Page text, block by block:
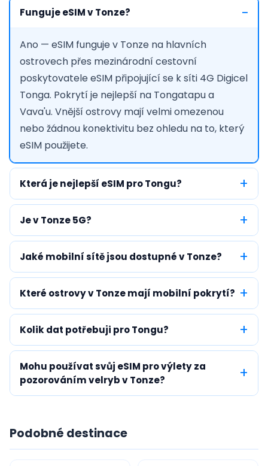
Funguje eSIM v Tonze?
Ano — eSIM funguje v Tonze na hlavních
ostrovech přes mezinárodní cestovní
poskytovatele eSIM připojující se k síti 4G Digicel
Tonga. Pokrytí je nejlepší na Tongatapu a
Vava'u. Vnější ostrovy mají velmi omezenou
nebo žádnou konektivitu bez ohledu na to, který
eSIM použijete.
Která je nejlepší eSIM pro Tongu?
Je v Tonze 5G?
Jaké mobilní sítě jsou dostupné v Tonze?
Které ostrovy v Tonze mají mobilní pokrytí?
Kolik dat potřebuji pro Tongu?
Mohu používat svůj eSIM pro výlety za
pozorováním velryb v Tonze?
Podobné destinace